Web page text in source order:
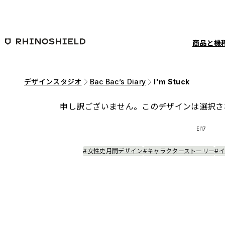
商品と機
デザインスタジオ Bac Bac’s Diary I'm Stuck
申し訳ございません。このデザインは選択
EI17
#女性史月間デザイン#キャラクターストーリー#